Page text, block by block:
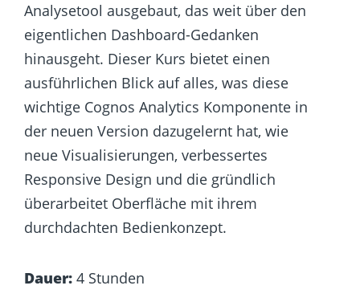
Analysetool ausgebaut, das weit über den
eigentlichen Dashboard-Gedanken
hinausgeht. Dieser Kurs bietet einen
ausführlichen Blick auf alles, was diese
wichtige Cognos Analytics Komponente in
der neuen Version dazugelernt hat, wie
neue Visualisierungen, verbessertes
Responsive Design und die gründlich
überarbeitet Oberfläche mit ihrem
durchdachten Bedienkonzept.
Dauer: 4 Stunden